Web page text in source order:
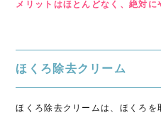
メリットはほとんどなく、絶対
ほくろ除去クリーム
ほくろ除去クリームは、ほくろ